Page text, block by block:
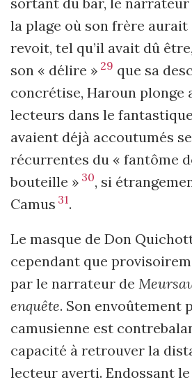
la plage où son frère aurait
revoit, tel qu’il avait dû
son « délire » 29 que sa
concrétise, Haroun plonge
lecteurs dans le
avaient déjà accoutumés
récurrentes du « fantôme
bouteille » 30, si
Camus 31.
Le masque de Don
cependant que
par le narrateur de
enquête. Son envoûtement
camusienne est
capacité à retrouver la
lecteur averti. Endossant le